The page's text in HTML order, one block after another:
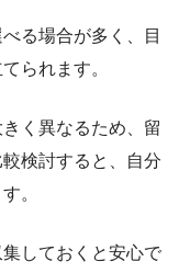
る場合が多く、目
られます。
く異なるため、留
検討すると、自分
。
しておくと安心で